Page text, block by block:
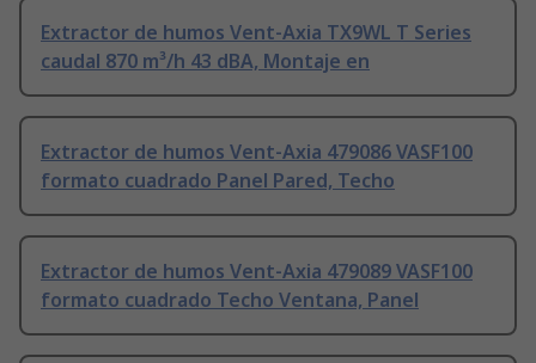
Extractor de humos Vent-Axia TX9WL T Series
caudal 870 m³/h 43 dBA, Montaje en
Extractor de humos Vent-Axia 479086 VASF100
formato cuadrado Panel Pared, Techo
Extractor de humos Vent-Axia 479089 VASF100
formato cuadrado Techo Ventana, Panel